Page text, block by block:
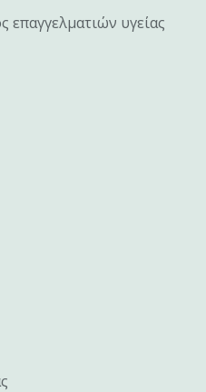
επαγγελματιών υγείας